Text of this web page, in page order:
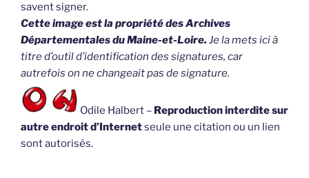
savent signer.
Cette image est la propriété des Archives
Départementales du Maine-et-Loire. Je la mets ici à
titre d’outil d’identification des signatures, car
autrefois on ne changeait pas de signature.
Odile Halbert – Reproduction interdite sur
autre endroit d’Internetseule une citation ou un lien
sont autorisés.